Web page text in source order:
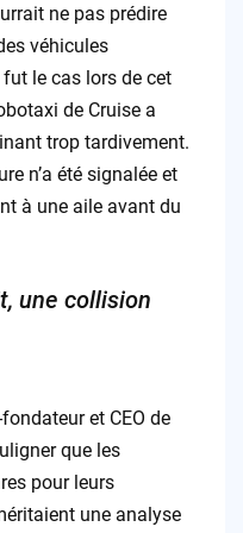
ne pas prédire
véhicules
fut le cas lors de cet
de Cruise a
trop tardivement.
n’a été signalée et
à une aile avant du
une collision
et CEO de
que les
pour leurs
une analyse